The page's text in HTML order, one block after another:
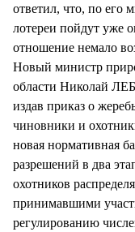
ответил, что, по его
лотереи пойдут уже
отношение немало
Новый министр
области Николай
издав приказ о
чиновники и
новая нормативная
разрешений в два
охотников
принимавшими
регулированию